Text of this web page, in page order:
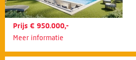
Prijs € 950.000,-
Meer informatie